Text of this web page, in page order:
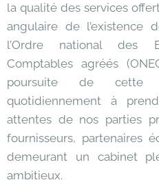
la qualité des services
angulaire de l’existence
l’Ordre national des
Comptables agréés
poursuite de cette
quotidiennement à
attentes de nos parties
fournisseurs, partenaires
demeurant un cabinet
ambitieux.